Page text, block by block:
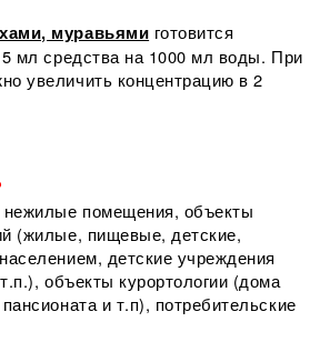
муравьями готовится
5 мл средства на 1000 мл воды. При
увеличить концентрацию в 2
помещения, объекты
(жилые, пищевые, детские,
детские учреждения
объекты курортологии (дома
и т.п), потребительские